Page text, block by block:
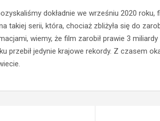
dokładnie we wrześniu 2020 roku,
takiej serii, która, chociaż zbliżyła się do
wiemy, że film zarobił prawie 3
przebił jedynie krajowe rekordy. Z czasem